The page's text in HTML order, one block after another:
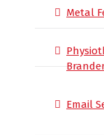
Metal
Email